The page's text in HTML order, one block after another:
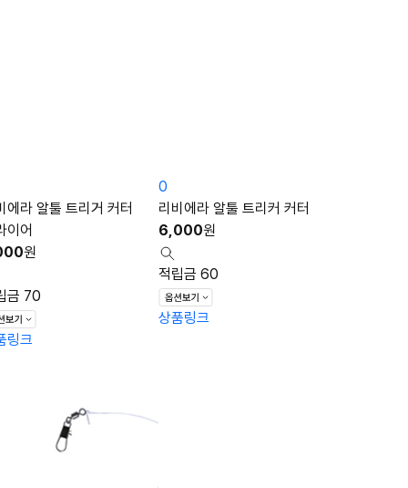
에라 알툴 트리거 커터
이어
원
금 70
링크
0
리비에라 알툴 트리커 커터
6,000원
적립금 60
상품링크